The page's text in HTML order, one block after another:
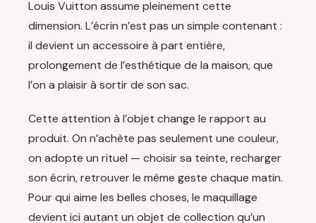
Louis Vuitton assume pleinement cette
dimension. L’écrin n’est pas un simple contenant :
il devient un accessoire à part entière,
prolongement de l’esthétique de la maison, que
l’on a plaisir à sortir de son sac.
Cette attention à l’objet change le rapport au
produit. On n’achète pas seulement une couleur,
on adopte un rituel — choisir sa teinte, recharger
son écrin, retrouver le même geste chaque matin.
Pour qui aime les belles choses, le maquillage
devient ici autant un objet de collection qu’un